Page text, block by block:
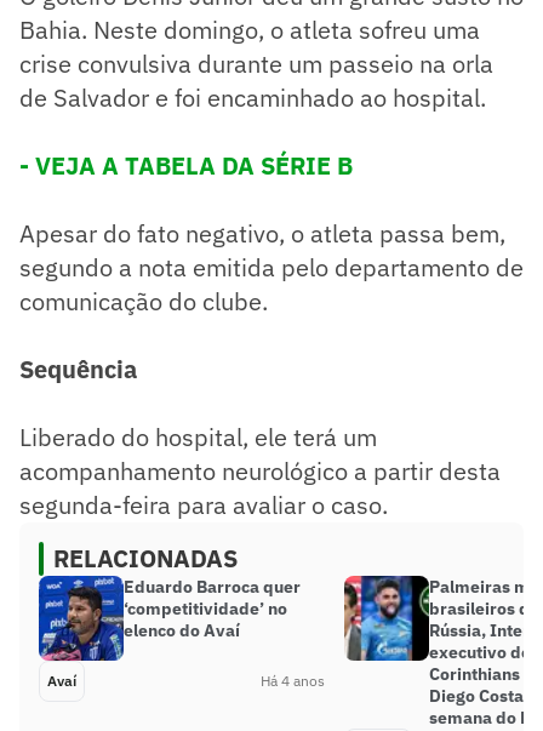
Bahia. Neste domingo, o atleta sofreu uma
crise convulsiva durante um passeio na orla
de Salvador e foi encaminhado ao hospital.
- VEJA A TABELA DA SÉRIE B
Apesar do fato negativo, o atleta passa bem,
segundo a nota emitida pelo departamento de
comunicação do clube.
Sequência
Liberado do hospital, ele terá um
acompanhamento neurológico a partir desta
segunda-feira para avaliar o caso.
RELACIONADAS
Eduardo Barroca quer
‘competitividade’ no
elenco do Avaí
Avaí Há 4 anos
Palmeiras
brasileiros de
Rússia, Inter
executivo de
Corinthians
Diego Costa…
semana do